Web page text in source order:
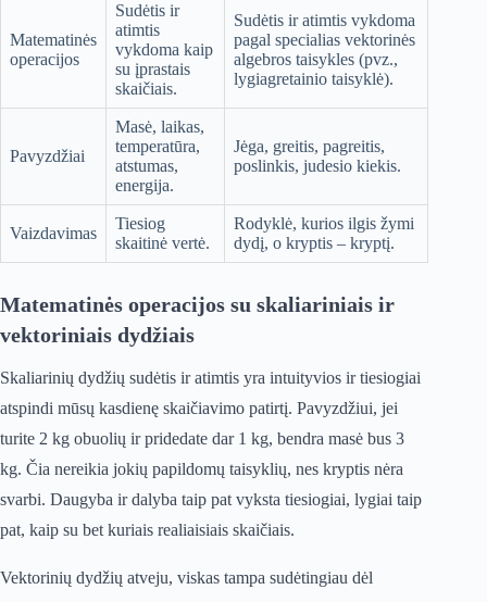
Matematinės
operacijos
Sudėtis ir
atimtis
vykdoma kaip
su įprastais
skaičiais.
Sudėtis ir atimtis vykdoma
pagal specialias vektorinės
algebros taisykles (pvz.,
lygiagretainio taisyklė).
Pavyzdžiai
Masė, laikas,
temperatūra,
atstumas,
energija.
Jėga, greitis, pagreitis,
poslinkis, judesio kiekis.
Vaizdavimas
Tiesiog
skaitinė vertė.
Rodyklė, kurios ilgis žymi
dydį, o kryptis – kryptį.
Matematinės operacijos su skaliariniais ir
vektoriniais dydžiais
Skaliarinių dydžių sudėtis ir atimtis yra intuityvios ir tiesiogiai
atspindi mūsų kasdienę skaičiavimo patirtį. Pavyzdžiui, jei
turite 2 kg obuolių ir pridedate dar 1 kg, bendra masė bus 3
kg. Čia nereikia jokių papildomų taisyklių, nes kryptis nėra
svarbi. Daugyba ir dalyba taip pat vyksta tiesiogiai, lygiai taip
pat, kaip su bet kuriais realiaisiais skaičiais.
Vektorinių dydžių atveju, viskas tampa sudėtingiau dėl